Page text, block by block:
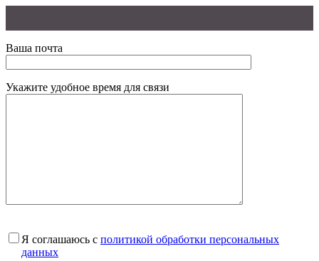
Ваша почта
Укажите удобное время для связи
Я соглашаюсь с политикой обработки персональных
данных